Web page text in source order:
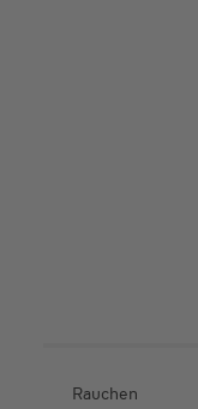
Rauchen